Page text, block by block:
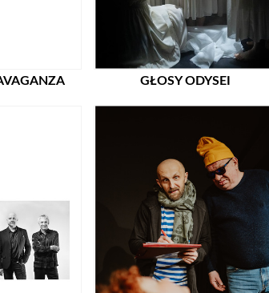
GŁOSY ODYSEI